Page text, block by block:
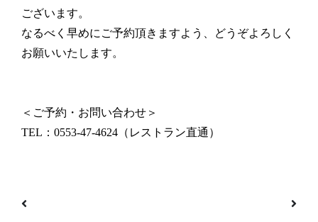
ございます。
なるべく早めにご予約頂きますよう、どうぞよろしく
お願いいたします。
＜ご予約・お問い合わせ＞
TEL：0553-47-4624（レストラン直通）